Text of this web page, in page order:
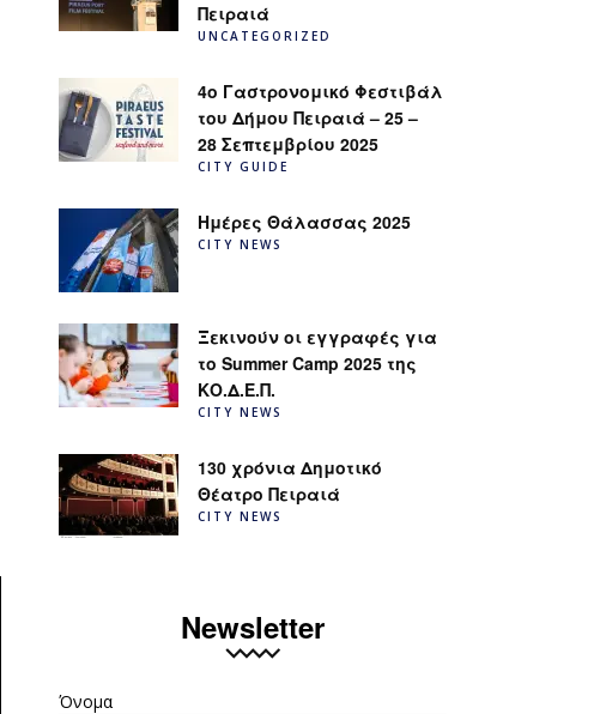
Πειραιά
UNCATEGORIZED
4ο Γαστρονομικό Φεστιβάλ
του Δήμου Πειραιά – 25 –
28 Σεπτεμβρίου 2025
CITY GUIDE
Ημέρες Θάλασσας 2025
CITY NEWS
Ξεκινούν οι εγγραφές για
το Summer Camp 2025 της
ΚΟ.Δ.Ε.Π.
CITY NEWS
130 χρόνια Δημοτικό
Θέατρο Πειραιά
CITY NEWS
Newsletter
Όνομα